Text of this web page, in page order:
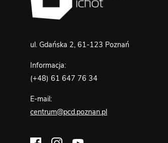
ul. Gdańska 2, 61-123 Poznań
Informacja:
(+48) 61 647 76 34
E-mail:
centrum@pcd.poznan.pl